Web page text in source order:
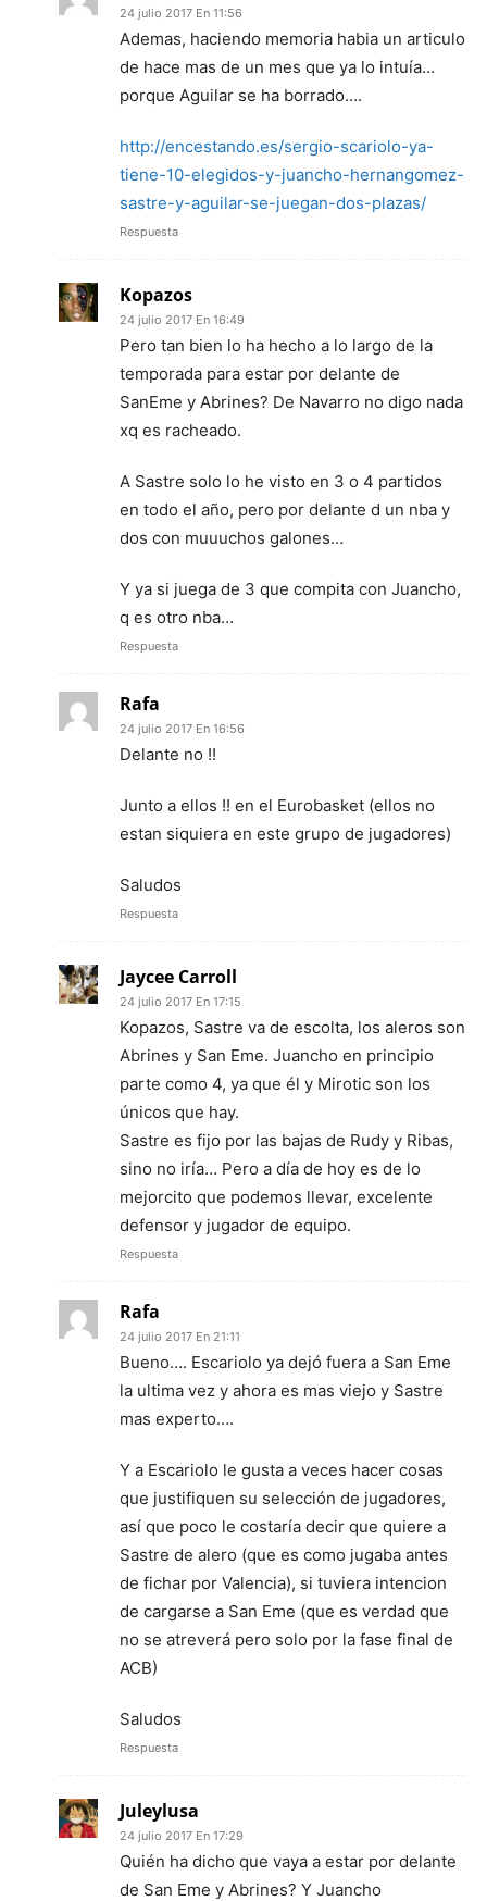
24 julio 2017 En 11:56
Ademas, haciendo memoria habia un articulo
de hace mas de un mes que ya lo intuía…
porque Aguilar se ha borrado….
http://encestando.es/sergio-scariolo-ya-
tiene-10-elegidos-y-juancho-hernangomez-
sastre-y-aguilar-se-juegan-dos-plazas/
Respuesta
Kopazos
24 julio 2017 En 16:49
Pero tan bien lo ha hecho a lo largo de la
temporada para estar por delante de
SanEme y Abrines? De Navarro no digo nada
xq es racheado.
A Sastre solo lo he visto en 3 o 4 partidos
en todo el año, pero por delante d un nba y
dos con muuuchos galones…
Y ya si juega de 3 que compita con Juancho,
q es otro nba…
Respuesta
Rafa
24 julio 2017 En 16:56
Delante no !!
Junto a ellos !! en el Eurobasket (ellos no
estan siquiera en este grupo de jugadores)
Saludos
Respuesta
Jaycee Carroll
24 julio 2017 En 17:15
Kopazos, Sastre va de escolta, los aleros son
Abrines y San Eme. Juancho en principio
parte como 4, ya que él y Mirotic son los
únicos que hay.
Sastre es fijo por las bajas de Rudy y Ribas,
sino no iría… Pero a día de hoy es de lo
mejorcito que podemos llevar, excelente
defensor y jugador de equipo.
Respuesta
Rafa
24 julio 2017 En 21:11
Bueno…. Escariolo ya dejó fuera a San Eme
la ultima vez y ahora es mas viejo y Sastre
mas experto….
Y a Escariolo le gusta a veces hacer cosas
que justifiquen su selección de jugadores,
así que poco le costaría decir que quiere a
Sastre de alero (que es como jugaba antes
de fichar por Valencia), si tuviera intencion
de cargarse a San Eme (que es verdad que
no se atreverá pero solo por la fase final de
ACB)
Saludos
Respuesta
Juleylusa
24 julio 2017 En 17:29
Quién ha dicho que vaya a estar por delante
de San Eme y Abrines? Y Juancho